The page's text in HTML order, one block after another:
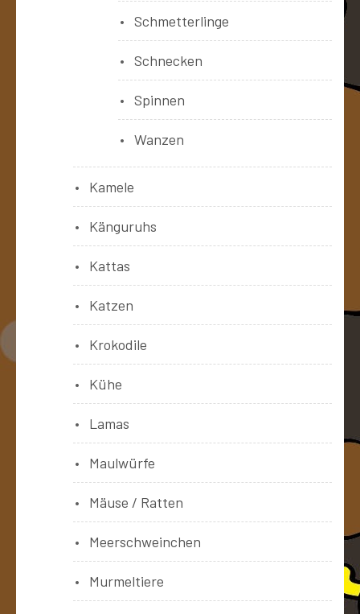
Schmetterlinge
Schnecken
Spinnen
Wanzen
Kamele
Känguruhs
Kattas
Katzen
Krokodile
Kühe
Lamas
Maulwürfe
Mäuse / Ratten
Meerschweinchen
Murmeltiere